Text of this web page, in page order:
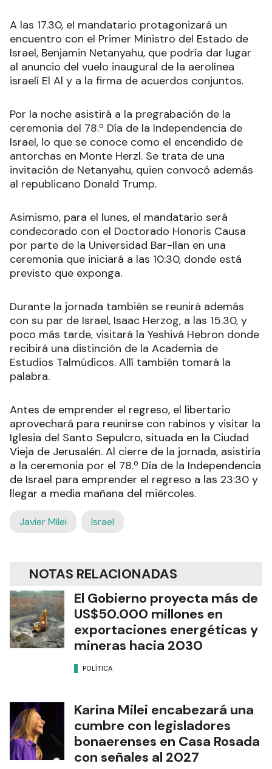
A las 17.30, el mandatario protagonizará un
encuentro con el Primer Ministro del Estado de
Israel, Benjamin Netanyahu, que podría dar lugar
al anuncio del vuelo inaugural de la aerolínea
israelí El Al y a la firma de acuerdos conjuntos.
Por la noche asistirá a la pregrabación de la
ceremonia del 78.º Día de la Independencia de
Israel, lo que se conoce como el encendido de
antorchas en Monte Herzl. Se trata de una
invitación de Netanyahu, quien convocó además
al republicano Donald Trump.
Asimismo, para el lunes, el mandatario será
condecorado con el Doctorado Honoris Causa
por parte de la Universidad Bar-Ilan en una
ceremonia que iniciará a las 10:30, donde está
previsto que exponga.
Durante la jornada también se reunirá además
con su par de Israel, Isaac Herzog, a las 15.30, y
poco más tarde, visitará la Yeshivá Hebron donde
recibirá una distinción de la Academia de
Estudios Talmúdicos. Allí también tomará la
palabra.
Antes de emprender el regreso, el libertario
aprovechará para reunirse con rabinos y visitar la
Iglesia del Santo Sepulcro, situada en la Ciudad
Vieja de Jerusalén. Al cierre de la jornada, asistiría
a la ceremonia por el 78.º Día de la Independencia
de Israel para emprender el regreso a las 23:30 y
llegar a media mañana del miércoles.
Javier Milei Israel
NOTAS RELACIONADAS
El Gobierno proyecta más de
US$50.000 millones en
exportaciones energéticas y
mineras hacia 2030
POLÍTICA
Karina Milei encabezará una
cumbre con legisladores
bonaerenses en Casa Rosada
con señales al 2027